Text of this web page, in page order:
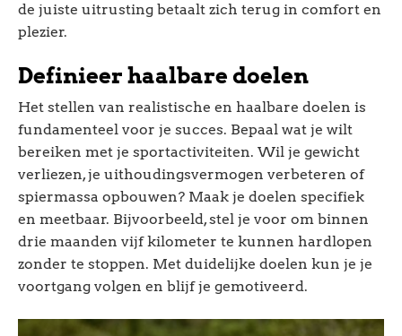
de juiste uitrusting betaalt zich terug in comfort en
plezier.
Definieer haalbare doelen
Het stellen van realistische en haalbare doelen is
fundamenteel voor je succes. Bepaal wat je wilt
bereiken met je sportactiviteiten. Wil je gewicht
verliezen, je uithoudingsvermogen verbeteren of
spiermassa opbouwen? Maak je doelen specifiek
en meetbaar. Bijvoorbeeld, stel je voor om binnen
drie maanden vijf kilometer te kunnen hardlopen
zonder te stoppen. Met duidelijke doelen kun je je
voortgang volgen en blijf je gemotiveerd.